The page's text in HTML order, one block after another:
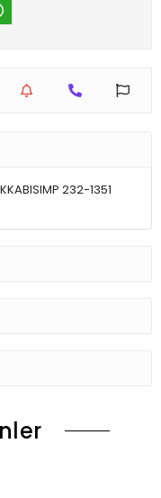
232-1351